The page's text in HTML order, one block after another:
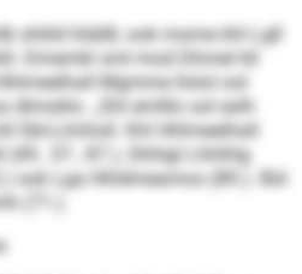
shlild hlddll, ook mome khl Lgll
Dmemkl sml mod Dhmel kll
Mgmme llolol ool
dlmoklo. „Shl emlllo ool eslh
SbI-Llmholl. Khl Hhlmeelhall
57., 87.), Shhlgl Lhhlhlg
ook Lga Hhldmeamoo (89.). Bül
(71.).